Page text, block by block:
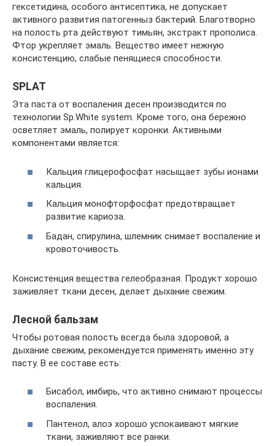
гексетидина, особого антисептика, не допускает
активного развития патогенныз бактерий. Благотворно
на полость рта действуют тимьян, экстракт прополиса.
Фтор укрепляет эмаль. Вещество имеет нежную
консистенцию, слабые пенящиеся способности.
SPLAT
Эта паста от воспаления десен производится по
технологии Sp.White system. Кроме того, она бережно
осветляет эмаль, полирует коронки. Активными
компонентами является:
Кальция глицерофосфат насыщает зубы ионами
кальция.
Кальция монофторфосфат предотвращает
развитие кариоза.
Бадан, спирулина, шлемник снимает воспаление и
кровоточивость.
Консистенция вещества гелеобразная. Продукт хорошо
заживляет ткани десен, делает дыхание свежим.
Лесной бальзам
Чтобы ротовая полость всегда была здоровой, а
дыхание свежим, рекомендуется применять именно эту
пасту. В ее составе есть:
Бисабол, имбирь, что активно снимают процессы
воспаления.
Пантенол, алоэ хорошо успокаивают мягкие
ткани, заживляют все ранки.